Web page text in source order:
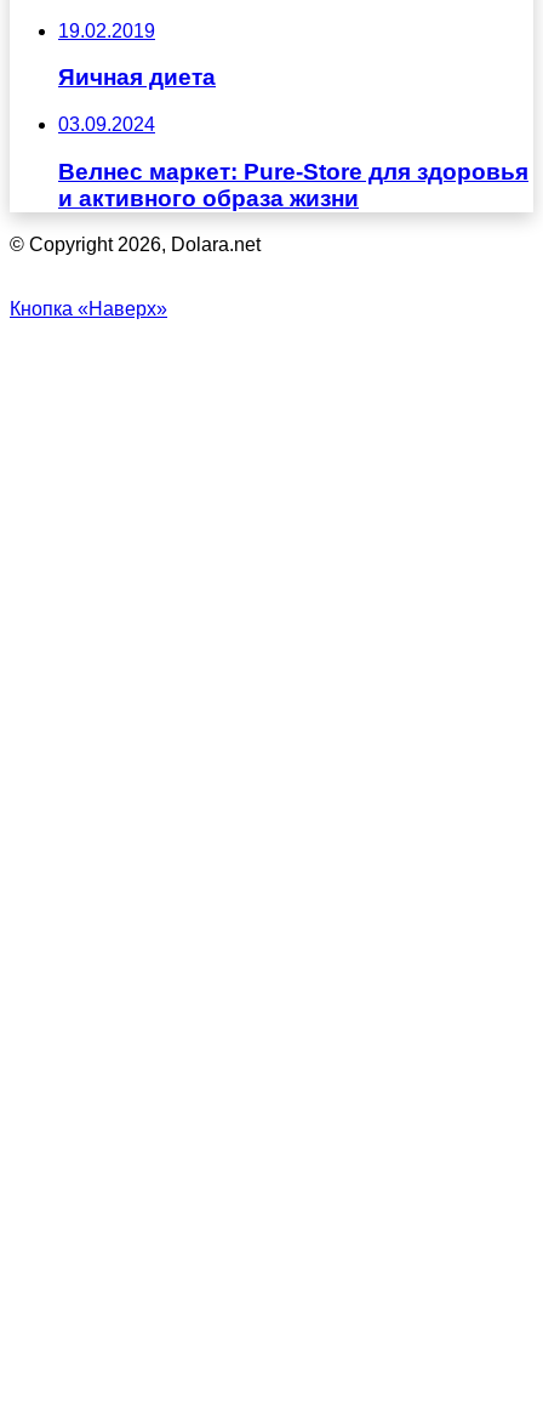
19.02.2019
Яичная диета
03.09.2024
Велнес маркет: Pure-Store для здоровья
и активного образа жизни
© Copyright 2026, Dolara.net
Кнопка «Наверх»